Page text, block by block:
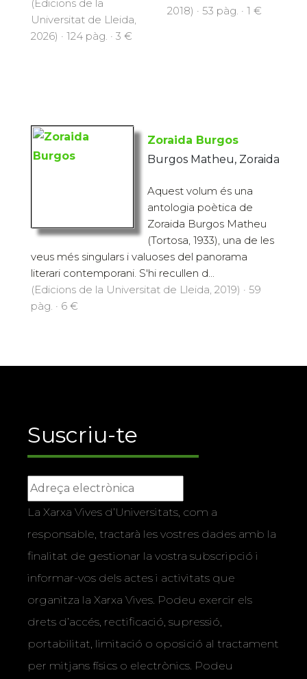
(Edicions de la
Universitat de Lleida,
2026) · 124 pàg. · 3 €
2018) · 53 pàg. · 1 €
Zoraida Burgos
Burgos Matheu, Zoraida
Aquest volum és una
antologia poètica de
Zoraida Burgos Matheu
(Tortosa, 1933), una de les
veus més singulars i valuoses del panorama
literari contemporani. S'hi recullen d...
(Edicions de la Universitat de Lleida, 2019) · 59
pàg. · 6 €
Suscriu-te
La Xarxa Vives d’Universitats, com a
responsable, tractarà les vostres dades amb la
finalitat de gestionar la vostra subscripció i
informar-vos dels actes i activitats que
organitza la Xarxa Vives. Podeu exercir els
drets d’accés, rectificació, supressió,
portabilitat, limitació o oposició al tractament
per mitjans físics o electrònics. Podeu